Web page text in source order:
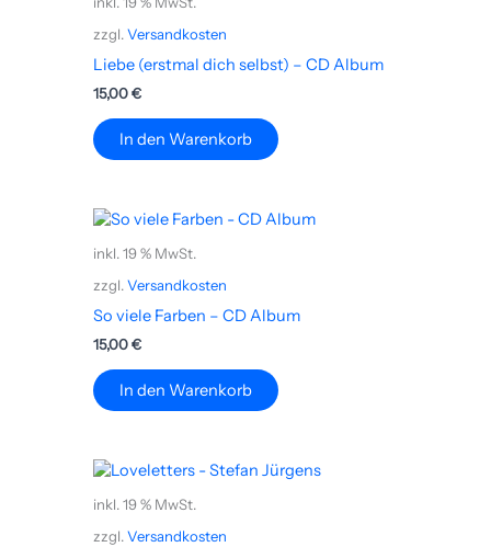
zzgl.Versandkosten
Liebe (erstmal dich selbst) – CD Album
15,00€
In den Warenkorb
inkl. 19 % MwSt.
zzgl.Versandkosten
So viele Farben – CD Album
15,00€
In den Warenkorb
inkl. 19 % MwSt.
zzgl.Versandkosten